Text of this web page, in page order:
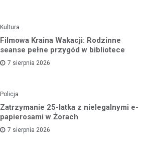
Kultura
Filmowa Kraina Wakacji: Rodzinne
seanse pełne przygód w bibliotece
7 sierpnia 2026
Policja
Zatrzymanie 25-latka z nielegalnymi e-
papierosami w Żorach
7 sierpnia 2026